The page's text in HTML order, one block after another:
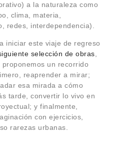
a la naturaleza como
clima, materia,
redes, interdependencia).
iniciar este viaje de regreso
selección de obras
un recorrido
reaprender a mirar;
esa mirada a cómo
tarde, convertir lo vivo en
y finalmente,
con ejercicios,
rarezas urbanas.